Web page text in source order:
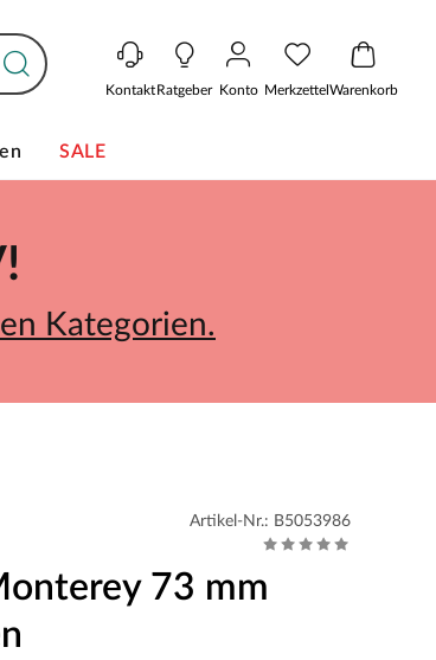
KontaktRatgeber Konto MerkzettelWarenkorb
SALE
Kategorien.
Artikel-Nr.: B5053986
73 mm